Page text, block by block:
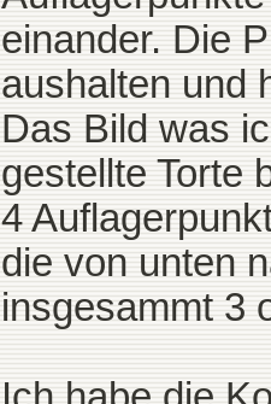
einander. Die
aushalten und
Das Bild was
gestellte Torte
4
die von unten
insgesammt 3